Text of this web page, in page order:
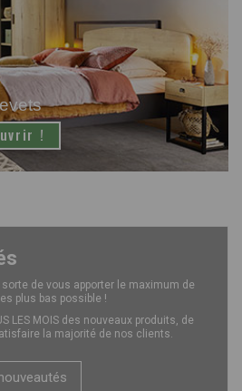
!
de vous apporter le maximum de
plus bas possible !
LES MOIS des nouveaux produits, de
la majorité de nos clients.